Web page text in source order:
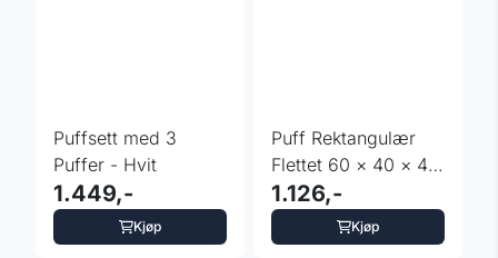
Puffsett med 3
Puffer - Hvit
1.449,-
Kjøp
Puff Rektangulær
Flettet 60 × 40 × 44
cm - Beige
1.126,-
Kjøp